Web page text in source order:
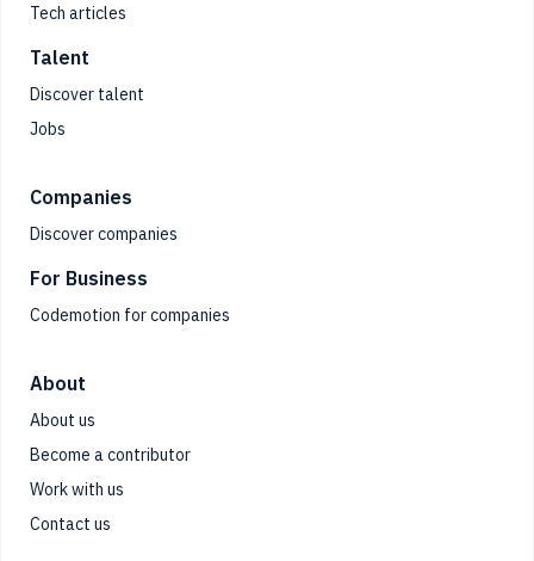
Tech articles
Talent
Discover talent
Jobs
Companies
Discover companies
For Business
Codemotion for companies
About
About us
Become a contributor
Work with us
Contact us